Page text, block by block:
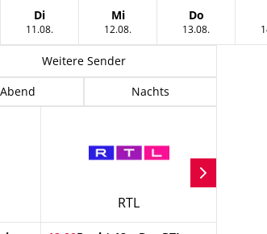
10 AugustDienstag, 11 August
Di
11.08. Mittwoch, 12 August
Mi
12.08. Donnerstag,
Do
13.08.
Weitere Sender
Abend Nachts
RTL